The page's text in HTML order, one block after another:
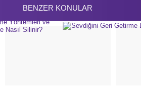
BENZER KONULAR